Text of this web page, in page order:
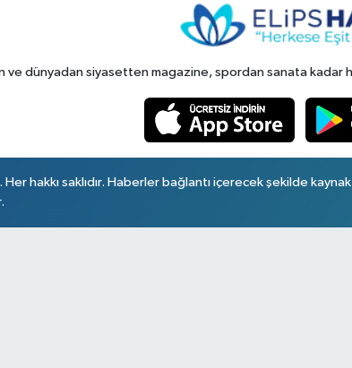
ve dünyadan siyasetten magazine, spordan sanata kadar
hakkı saklıdır. Haberler bağlantı içerecek şekilde